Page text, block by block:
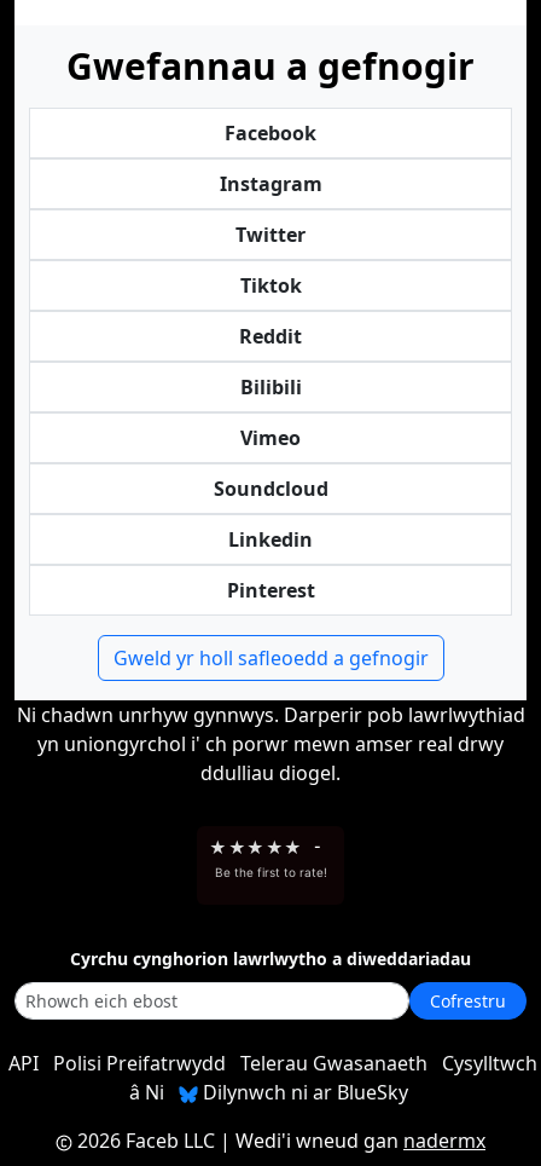
Gwefannau a gefnogir
Facebook
Instagram
Twitter
Tiktok
Reddit
Bilibili
Vimeo
Soundcloud
Linkedin
Pinterest
Gweld yr holl safleoedd a gefnogir
Ni chadwn unrhyw gynnwys. Darperir pob lawrlwythiad
yn uniongyrchol i' ch porwr mewn amser real drwy
ddulliau diogel.
★ ★★ ★★ -
Be the first to rate!
Cyrchu cynghorion lawrlwytho a diweddariadau
Cofrestru
API Polisi Preifatrwydd Telerau Gwasanaeth
Cysylltwch
â Ni
Dilynwch ni ar BlueSky
2026 Faceb LLC | Wedi'i wneud gan nadermx